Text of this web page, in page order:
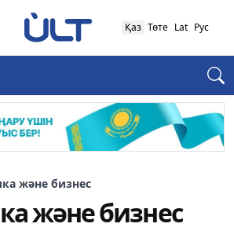
Қаз Төте Lat Рус
және бизнес
және бизнес